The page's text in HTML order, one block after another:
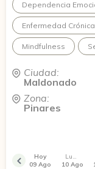
mando un abrazo!
Dependencia
Enfermedad Crónica
Mindfulness
Ciudad:
Maldonado
Zona:
Pinares
Hoy
09 Ago
Lunes
10 Ago